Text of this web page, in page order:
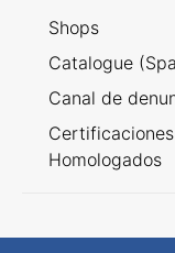
Shops
Catalogue
Canal de
Homologados